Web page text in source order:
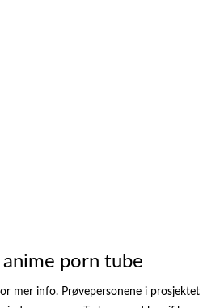
porn tube
mer info. Prøvepersonene i prosjektet